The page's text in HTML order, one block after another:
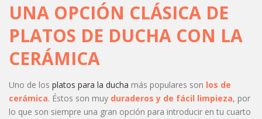
UNA OPCIÓN CLÁSICA DE
PLATOS DE DUCHA CON LA
CERÁMICA
Uno de los platos para la ducha más populares son los de
cerámica. Éstos son muy duraderos y de fácil limpieza, por
lo que son siempre una gran opción para introducir en tu cuarto